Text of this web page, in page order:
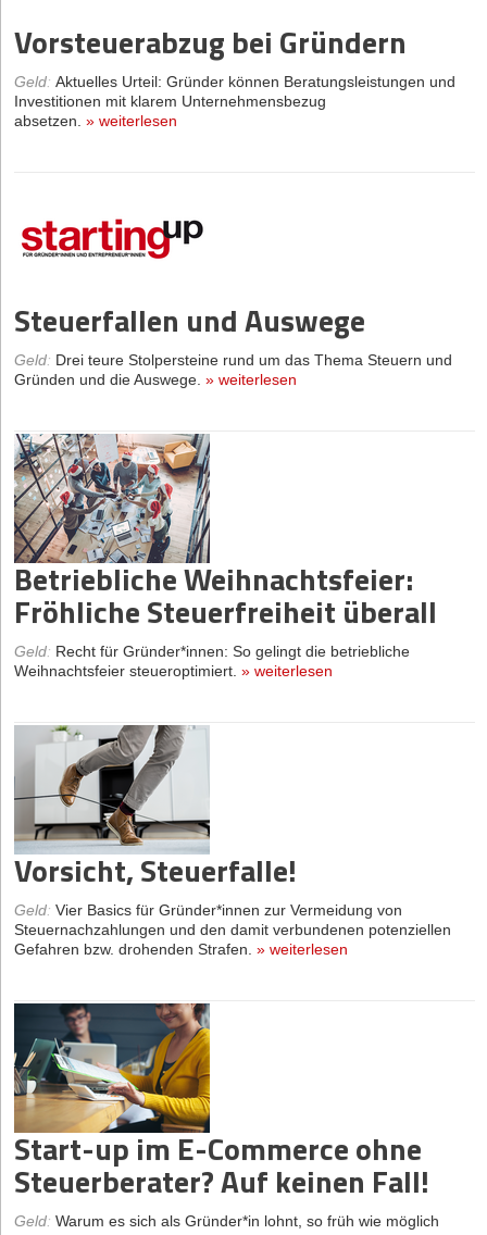
Vorsteuerabzug bei Gründern
Geld: Aktuelles Urteil: Gründer können Beratungsleistungen und
Investitionen mit klarem Unternehmensbezug
absetzen. » weiterlesen
Steuerfallen und Auswege
Geld: Drei teure Stolpersteine rund um das Thema Steuern und
Gründen und die Auswege. » weiterlesen
Betriebliche Weihnachtsfeier:
Fröhliche Steuerfreiheit überall
Geld: Recht für Gründer*innen: So gelingt die betriebliche
Weihnachtsfeier steueroptimiert. » weiterlesen
Vorsicht, Steuerfalle!
Geld: Vier Basics für Gründer*innen zur Vermeidung von
Steuernachzahlungen und den damit verbundenen potenziellen
Gefahren bzw. drohenden Strafen. » weiterlesen
Start-up im E-Commerce ohne
Steuerberater? Auf keinen Fall!
Geld: Warum es sich als Gründer*in lohnt, so früh wie möglich